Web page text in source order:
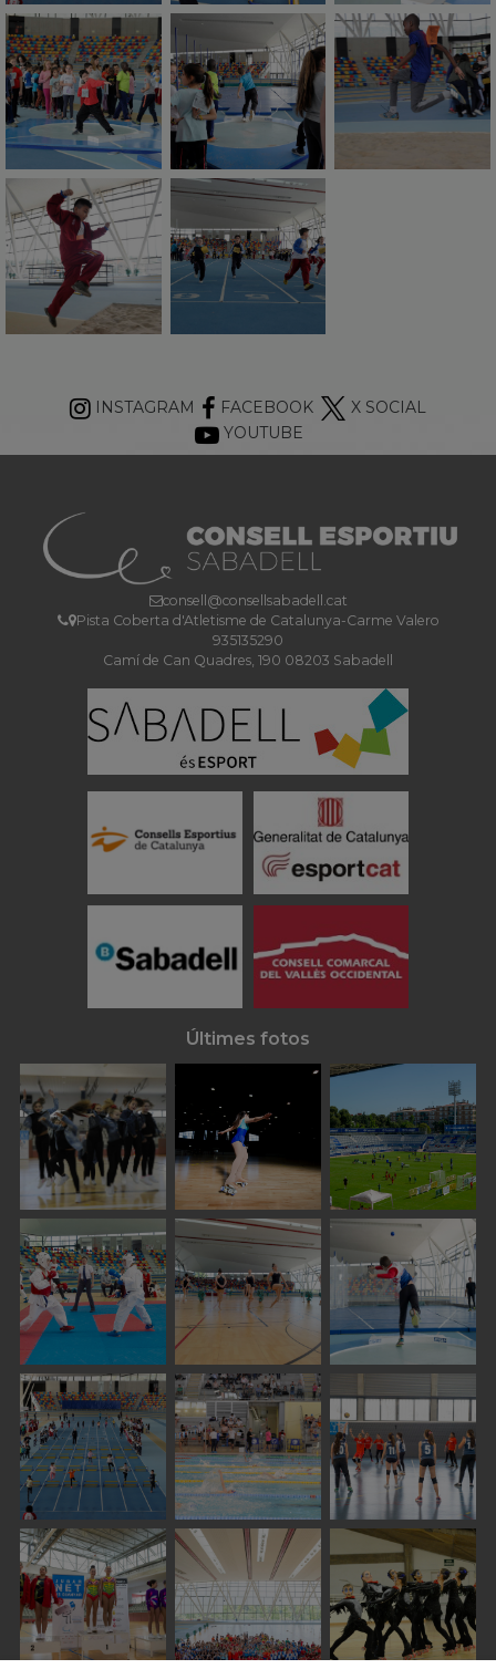
INSTAGRAM FACEBOOK
X SOCIAL
YOUTUBE
consell@consellsabadell.cat
Pista Coberta d'Atletisme de Catalunya-Carme Valero
935135290
Camí de Can Quadres, 190 08203 Sabadell
Últimes fotos